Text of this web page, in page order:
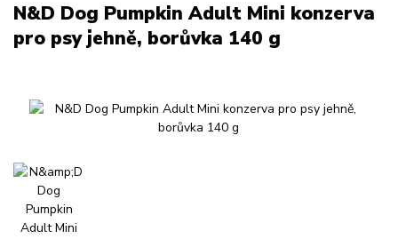
N&D Dog Pumpkin Adult Mini konzerva
pro psy jehně, borůvka 140 g